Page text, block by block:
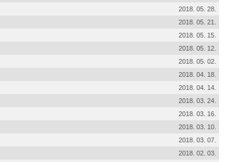
2018. 05. 28.
2018. 05. 21.
2018. 05. 15.
2018. 05. 12.
2018. 05. 02.
2018. 04. 18.
2018. 04. 14.
2018. 03. 24.
2018. 03. 16.
2018. 03. 10.
2018. 03. 07.
2018. 02. 03.